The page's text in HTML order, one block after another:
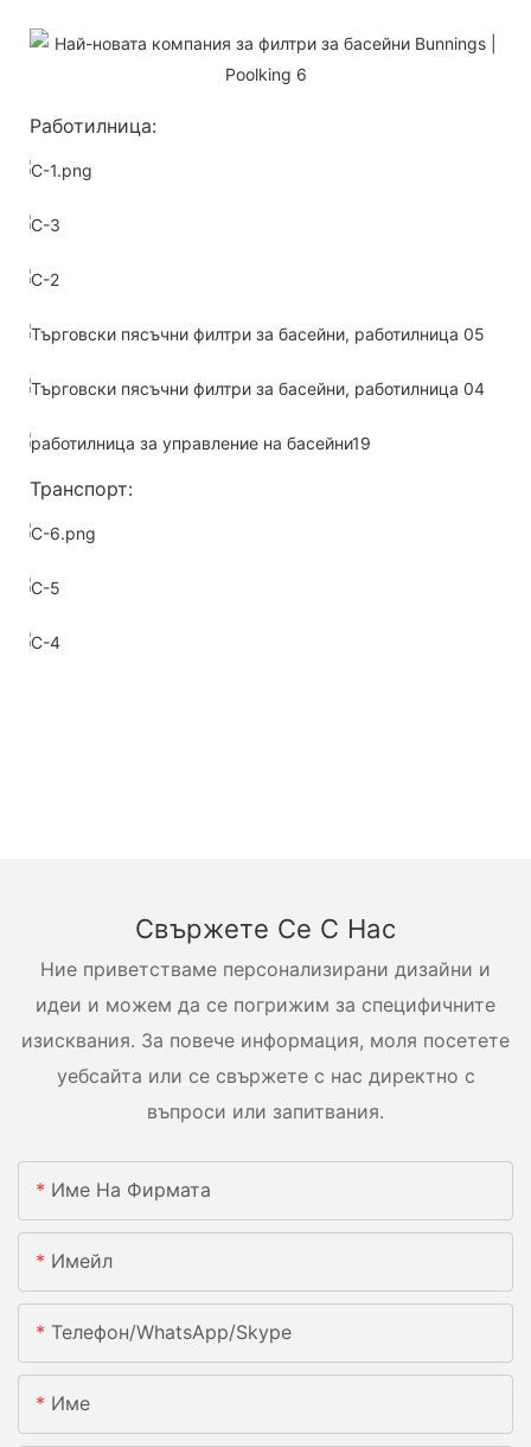
Работилница:
Транспорт:
Свържете Се С Нас
Ние приветстваме персонализирани дизайни и
идеи и можем да се погрижим за специфичните
изисквания. За повече информация, моля посетете
уебсайта или се свържете с нас директно с
въпроси или запитвания.
Име На Фирмата
Имейл
Телефон/WhatsApp/Skype
Име